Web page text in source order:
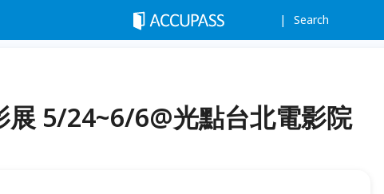
Search
展 5/24~6/6@光點台北電影院